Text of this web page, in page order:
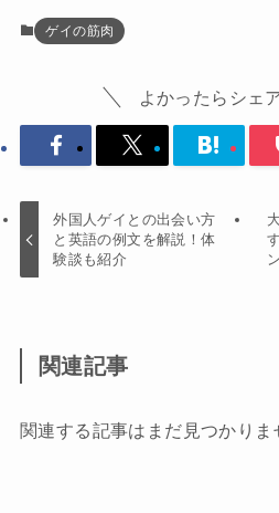
ゲイの筋肉
よかったらシェ
外国人ゲイとの出会い方
と英語の例文を解説！体
験談も紹介
関連記事
関連する記事はまだ見つかりま